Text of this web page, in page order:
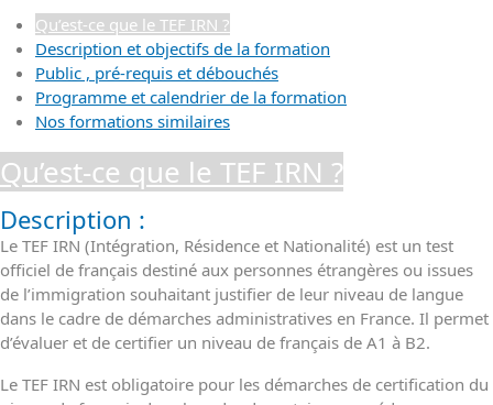
Qu’est-ce que le TEF IRN ?
Description et objectifs de la formation
Public , pré-requis et débouchés
Programme et calendrier de la formation
Nos formations similaires
Qu’est-ce que le TEF IRN ?
Description :
Le TEF IRN (Intégration, Résidence et Nationalité) est un test
officiel de français destiné aux personnes étrangères ou issues
de l’immigration souhaitant justifier de leur niveau de langue
dans le cadre de démarches administratives en France. Il permet
d’évaluer et de certifier un niveau de français de A1 à B2.
Le TEF IRN est obligatoire pour les démarches de certification du